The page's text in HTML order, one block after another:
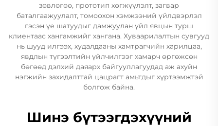
зөвлөгөө, прототип хөгжүүлэлт, загвар
баталгаажуулалт, томоохон хэмжээний үйлдвэрлэл
гэсэн үе шатуудыг дамжуулан үйл явцын турш
клиентаас хангамжийг хангана. Хуваарилалтын сувгууд
нь шууд илгээх, худалдааны хамтрагчийн харилцаа,
явдлын түгээлтийн үйлчилгээг хамарч өргөжсөн
бөгөөд дэлхий даяарх байгууллагуудад аж ахуйн
нэгжийн захидалттай цацрагт амьтдыг хүртээмжтэй
болгож байна.
Шинэ бүтээгдэхүүний